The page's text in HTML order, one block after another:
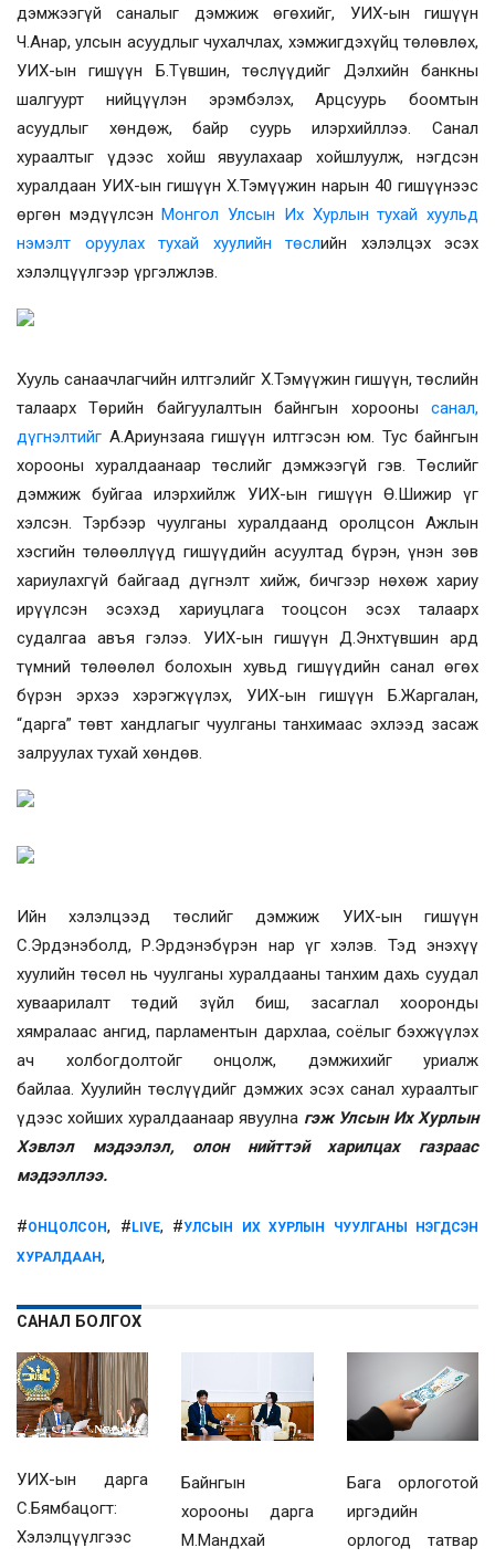
дэмжээгүй саналыг дэмжиж өгөхийг, УИХ-ын гишүүн
Ч.Анар, улсын асуудлыг чухалчлах, хэмжигдэхүйц төлөвлөх,
УИХ-ын гишүүн Б.Түвшин, төслүүдийг Дэлхийн банкны
шалгуурт нийцүүлэн эрэмбэлэх, Арцсуурь боомтын
асуудлыг хөндөж, байр суурь илэрхийллээ. Санал
хураалтыг үдээс хойш явуулахаар хойшлуулж, нэгдсэн
хуралдаан УИХ-ын гишүүн Х.Тэмүүжин нарын 40 гишүүнээс
өргөн мэдүүлсэнМонгол Улсын Их Хурлын тухай хуульд
нэмэлт оруулах тухай хуулийн төслийн хэлэлцэх эсэх
хэлэлцүүлгээр үргэлжлэв.
Хууль санаачлагчийн илтгэлийг Х.Тэмүүжин гишүүн, төслийн
талаарх Төрийн байгуулалтын байнгын хорооны санал,
дүгнэлтийг А.Ариунзаяа гишүүн илтгэсэн юм. Тус байнгын
хорооны хуралдаанаар төслийг дэмжээгүй гэв. Төслийг
дэмжиж буйгаа илэрхийлж УИХ-ын гишүүн Ө.Шижир үг
хэлсэн. Тэрбээр чуулганы хуралдаанд оролцсон Ажлын
хэсгийн төлөөллүүд гишүүдийн асуултад бүрэн, үнэн зөв
хариулахгүй байгаад дүгнэлт хийж, бичгээр нөхөж хариу
ирүүлсэн эсэхэд хариуцлага тооцсон эсэх талаарх
судалгаа авъя гэлээ. УИХ-ын гишүүн Д.Энхтүвшин ард
түмний төлөөлөл болохын хувьд гишүүдийн санал өгөх
бүрэн эрхээ хэрэгжүүлэх, УИХ-ын гишүүн Б.Жаргалан,
“дарга” төвт хандлагыг чуулганы танхимаас эхлээд засаж
залруулах тухай хөндөв.
Ийн хэлэлцээд төслийг дэмжиж УИХ-ын гишүүн
С.Эрдэнэболд, Р.Эрдэнэбүрэн нар үг хэлэв. Тэд энэхүү
хуулийн төсөл нь чуулганы хуралдааны танхим дахь суудал
хуваарилалт төдий зүйл биш, засаглал хооронды
хямралаас ангид, парламентын дархлаа, соёлыг бэхжүүлэх
ач холбогдолтойг онцолж, дэмжихийг уриалж
байлаа. Хуулийн төслүүдийг дэмжих эсэх санал хураалтыг
үдээс хойших хуралдаанаар явуулна гэж Улсын Их Хурлын
Хэвлэл мэдээлэл, олон нийттэй харилцах газраас
мэдээллээ.
#ОНЦОЛСОН, # LIVE, #УЛСЫН ИХ ХУРЛЫН ЧУУЛГАНЫ НЭГДСЭН
ХУРАЛДААН,
САНАЛ БОЛГОХ
УИХ-ын дарга
С.Бямбацогт:
Хэлэлцүүлгээс
Байнгын
хорооны дарга
М.Мандхай
Бага орлоготой
иргэдийн
орлогод татвар